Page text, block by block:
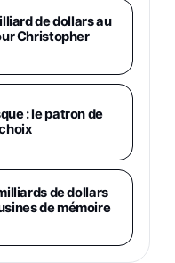
Violet
Enfant - Bleu &
Blanc
Tiers)
sans Fil Double
Client VPN, Triple
et Bridge, contrôle
Sans fil
de dollars au
Christopher
: le patron de
de dollars
de mémoire